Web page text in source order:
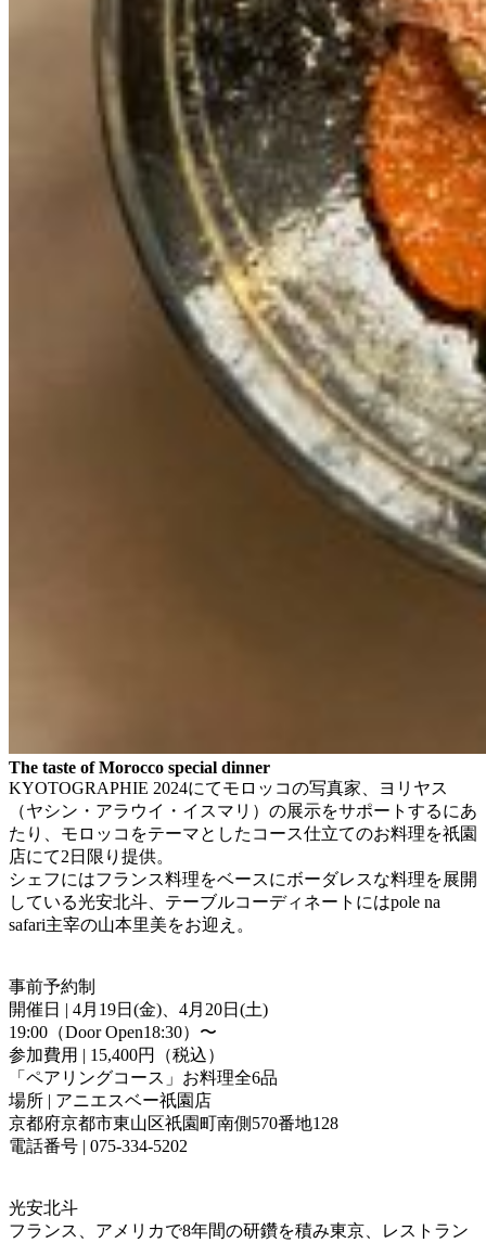
The taste of Morocco special dinner
KYOTOGRAPHIE 2024にてモロッコの写真家、ヨリヤス
（ヤシン・アラウイ・イスマリ）の展示をサポートするにあ
たり、モロッコをテーマとしたコース仕立てのお料理を祇園
店にて2日限り提供。
シェフにはフランス料理をベースにボーダレスな料理を展開
している光安北斗、テーブルコーディネートにはpole na
safari主宰の山本里美をお迎え。
事前予約制
開催日 | 4月19日(金)、4月20日(土)
19:00（Door Open18:30）〜
参加費用 | 15,400円（税込）
「ペアリングコース」お料理全6品
場所 | アニエスベー祇園店
京都府京都市東山区祇園町南側570番地128
電話番号 | 075-334-5202
光安北斗
フランス、アメリカで8年間の研鑽を積み東京、レストラン